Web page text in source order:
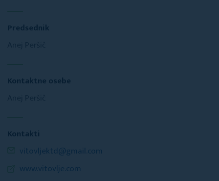
Predsednik
Kontaktne osebe
Kontakti
vitovljektd@gmail.com
www.vitovlje.com